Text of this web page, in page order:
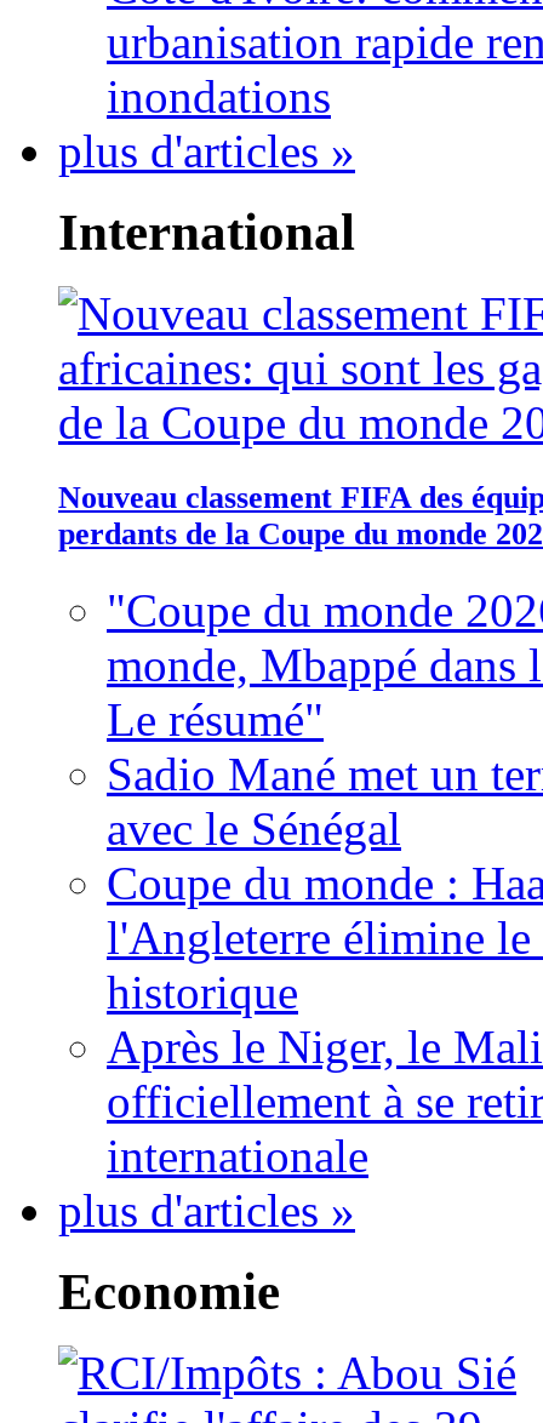
urbanisation rapide
inondations
plus d'articles »
International
Nouveau classement FIFA des
perdants de la Coupe du monde
"Coupe du monde
monde, Mbappé dans
Le résumé"
Sadio Mané met un
avec le Sénégal
Coupe du monde :
l'Angleterre élimine
historique
Après le Niger, le
officiellement à se
internationale
plus d'articles »
Economie